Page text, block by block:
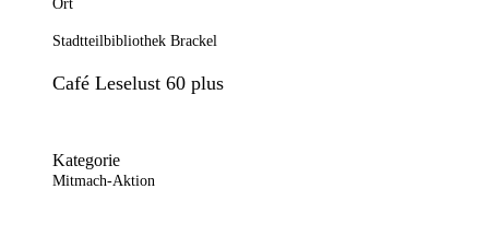
Ort
Stadtteilbibliothek Brackel
Café Leselust 60 plus
Kategorie
Mitmach-Aktion